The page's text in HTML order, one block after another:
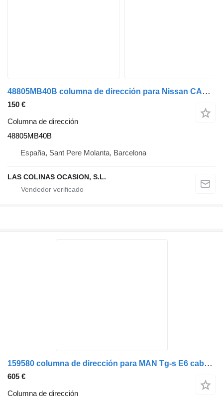
48805MB40B columna de dirección para Nissan CABSTAR camión
150 €
Columna de dirección
48805MB40B
España, Sant Pere Molanta, Barcelona
LAS COLINAS OCASION, S.L.
159580 columna de dirección para MAN Tg-s E6 cabeza tractora
605 €
Columna de dirección